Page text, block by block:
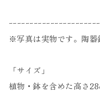
ｰｰｰｰｰｰｰｰｰｰｰｰｰｰｰｰｰｰｰｰ
※写真は実物です。陶器
「サイズ」
植物・鉢を含めた高さ